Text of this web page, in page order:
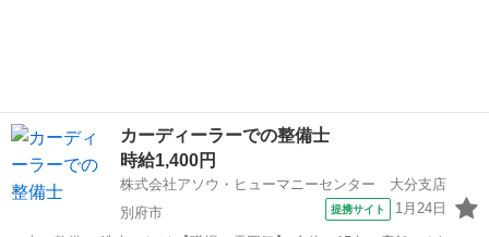
カーディーラーでの整備士
時給1,400円
株式会社アソウ・ヒューマニーセンター 大分支店
別府市
提携サイト 1月24日